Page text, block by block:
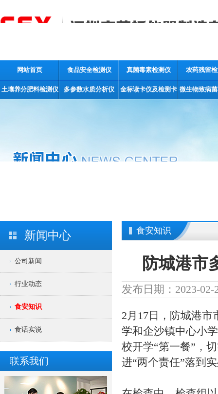
网站首页 食品安全检测仪 真菌毒素检测仪 农药残留
土壤养分肥料检测仪 多参数水质分析仪 金标读卡仪及检测卡 微生物致病
新闻中心
公司新闻
行业动态
食安知识
食话实说
联系我们
食安知识
防城港市
发布日期：2023-02-
2月17日，防城港
学和企沙镇中心小
校开学“第一餐”，
进“两个责任”落到